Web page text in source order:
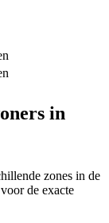
in
zones in de
de exacte